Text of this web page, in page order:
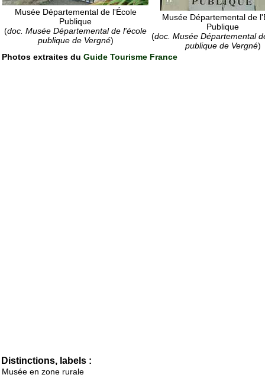
Musée Départemental de l'École
Publique
(doc. Musée Départemental de l'école
publique de Vergné)
Musée Départemental de
Publique
(doc. Musée Départemental
publique de Vergné)
Photos extraites du Guide Tourisme France
Distinctions, labels :
Musée en zone rurale